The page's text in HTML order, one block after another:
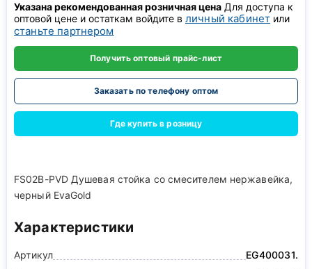
Указана рекомендованная розничная цена Для доступа к
оптовой цене и остаткам войдите в личный кабинет или
станьте партнером
Получить оптовый прайс-лист
Заказать по телефону оптом
Где купить в розницу
FS02B-PVD Душевая стойка со смесителем нержавейка,
черный EvaGold
Характеристики
Артикул
EG400031.